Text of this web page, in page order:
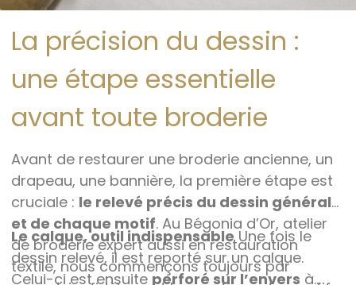
La précision du dessin :
une étape essentielle
avant toute broderie
Avant de restaurer une broderie ancienne, un
drapeau, une bannière, la première étape est
cruciale : le relevé précis du dessin général
et de chaque motif. Au Bégonia d’Or, atelier
de broderie expert aussi en restauration
textile, nous commençons toujours par
Le calque, outil indispensableUne fois le
dessin relevé, il est reporté sur un calque.
Celui-ci est ensuite perforé sur l’envers à